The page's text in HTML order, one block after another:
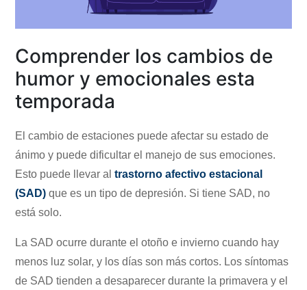
Comprender los cambios de
humor y emocionales esta
temporada
El cambio de estaciones puede afectar su estado de
ánimo y puede dificultar el manejo de sus emociones.
Esto puede llevar altrastorno afectivo estacional
(SAD) que es un tipo de depresión. Si tiene SAD, no
está solo.
La SAD ocurre durante el otoño e invierno cuando hay
menos luz solar, y los días son más cortos. Los síntomas
de SAD tienden a desaparecer durante la primavera y el